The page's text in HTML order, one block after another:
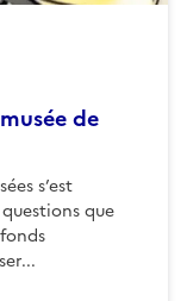
de
s’est
que